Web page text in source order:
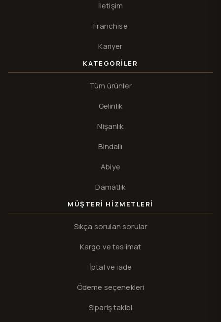
İletişim
Franchise
Kariyer
KATEGORILER
Tüm ürünler
Gelinlik
Nişanlık
Bindallı
Abiye
Damatlık
MÜŞTERI HIZMETLERI
Sıkça sorulan sorular
Kargo ve teslimat
İptal ve iade
Ödeme seçenekleri
Sipariş takibi